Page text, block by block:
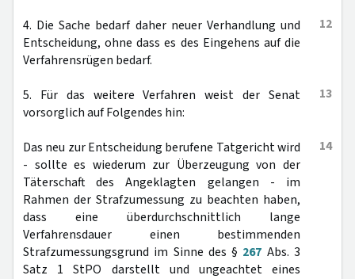
12
4. Die Sache bedarf daher neuer Verhandlung und
Entscheidung, ohne dass es des Eingehens auf die
Verfahrensrügen bedarf.
13
5. Für das weitere Verfahren weist der Senat
vorsorglich auf Folgendes hin:
14
Das neu zur Entscheidung berufene Tatgericht wird
- sollte es wiederum zur Überzeugung von der
Täterschaft des Angeklagten gelangen - im
Rahmen der Strafzumessung zu beachten haben,
dass eine überdurchschnittlich lange
Verfahrensdauer einen bestimmenden
Strafzumessungsgrund im Sinne des § 267 Abs. 3
Satz 1 StPO darstellt und ungeachtet eines